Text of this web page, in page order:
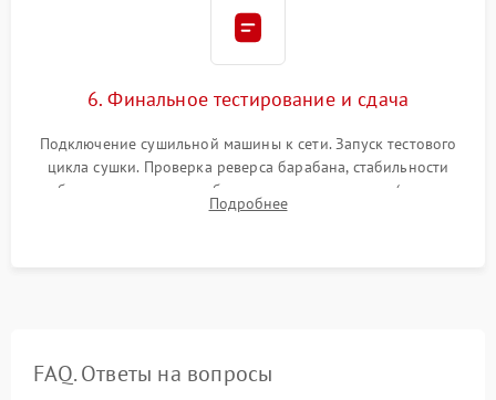
6. Финальное тестирование и сдача
Подключение сушильной машины к сети. Запуск тестового
цикла сушки. Проверка реверса барабана, стабильности
набора температуры, работы дренажного насоса (откачка
конденсата) и отсутствия посторонних скрипов, стуков или
Подробнее
FAQ. Ответы на вопросы